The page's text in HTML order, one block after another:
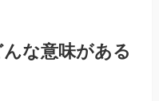
な意味がある